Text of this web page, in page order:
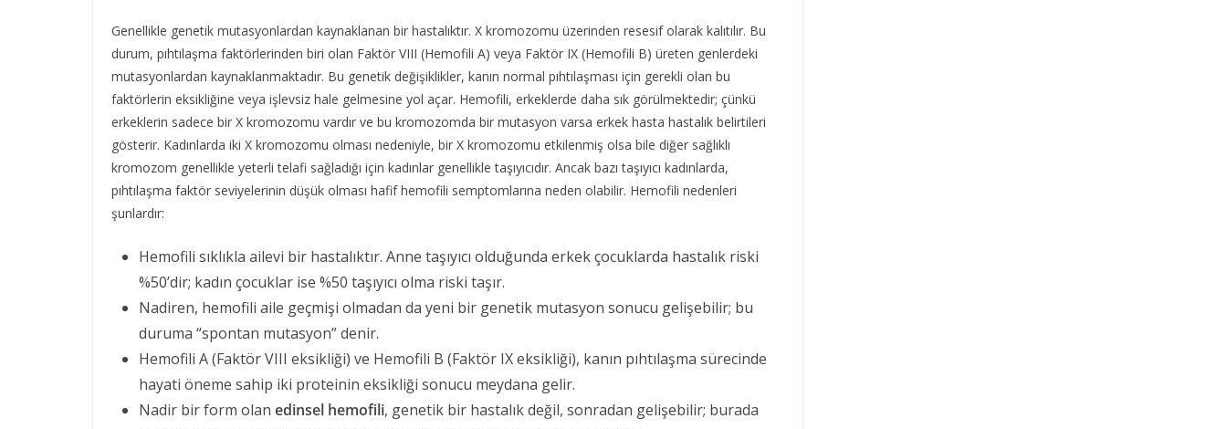
Genellikle genetik mutasyonlardan kaynaklanan bir hastalıktır. X kromozomu üzerinden resesif olarak kalıtılır. Bu
durum, pıhtılaşma faktörlerinden biri olan Faktör VIII (Hemofili A) veya Faktör IX (Hemofili B) üreten genlerdeki
mutasyonlardan kaynaklanmaktadır. Bu genetik değişiklikler, kanın normal pıhtılaşması için gerekli olan bu
faktörlerin eksikliğine veya işlevsiz hale gelmesine yol açar. Hemofili, erkeklerde daha sık görülmektedir; çünkü
erkeklerin sadece bir X kromozomu vardır ve bu kromozomda bir mutasyon varsa erkek hasta hastalık belirtileri
gösterir. Kadınlarda iki X kromozomu olması nedeniyle, bir X kromozomu etkilenmiş olsa bile diğer sağlıklı
kromozom genellikle yeterli telafi sağladığı için kadınlar genellikle taşıyıcıdır. Ancak bazı taşıyıcı kadınlarda,
pıhtılaşma faktör seviyelerinin düşük olması hafif hemofili semptomlarına neden olabilir. Hemofili nedenleri
şunlardır:
Hemofili sıklıkla ailevi bir hastalıktır. Anne taşıyıcı olduğunda erkek çocuklarda hastalık riski
%50’dir; kadın çocuklar ise %50 taşıyıcı olma riski taşır.
Nadiren, hemofili aile geçmişi olmadan da yeni bir genetik mutasyon sonucu gelişebilir; bu
duruma “spontan mutasyon” denir.
Hemofili A (Faktör VIII eksikliği) ve Hemofili B (Faktör IX eksikliği), kanın pıhtılaşma sürecinde
hayati öneme sahip iki proteinin eksikliği sonucu meydana gelir.
Nadir bir form olan edinsel hemofili, genetik bir hastalık değil, sonradan gelişebilir; burada